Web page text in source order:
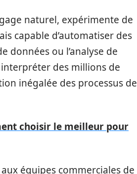
naturel, expérimente de
capable d’automatiser des
données ou l’analyse de
des millions de
inégalée des processus de
choisir le meilleur pour
équipes commerciales de